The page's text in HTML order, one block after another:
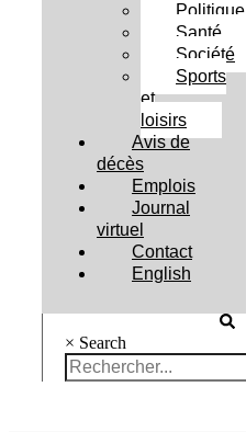
Politique
Santé
Société
Sports
et
loisirs
Avis de
décès
Emplois
Journal
virtuel
Contact
English
× Search